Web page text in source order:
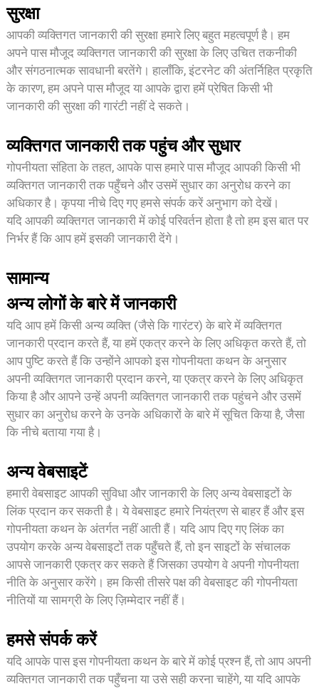
सुरक्षा
आपकी व्यक्तिगत जानकारी की सुरक्षा हमारे लिए बहुत महत्वपूर्ण है। हम
अपने पास मौजूद व्यक्तिगत जानकारी की सुरक्षा के लिए उचित तकनीकी
और संगठनात्मक सावधानी बरतेंगे। हालाँकि, इंटरनेट की अंतर्निहित प्रकृति
के कारण, हम अपने पास मौजूद या आपके द्वारा हमें प्रेषित किसी भी
जानकारी की सुरक्षा की गारंटी नहीं दे सकते।
व्यक्तिगत जानकारी तक पहुंच और सुधार
गोपनीयता संहिता के तहत, आपके पास हमारे पास मौजूद आपकी किसी भी
व्यक्तिगत जानकारी तक पहुँचने और उसमें सुधार का अनुरोध करने का
अधिकार है। कृपया नीचे दिए गए हमसे संपर्क करें अनुभाग को देखें।
यदि आपकी व्यक्तिगत जानकारी में कोई परिवर्तन होता है तो हम इस बात पर
निर्भर हैं कि आप हमें इसकी जानकारी देंगे।
सामान्य
अन्य लोगों के बारे में जानकारी
यदि आप हमें किसी अन्य व्यक्ति (जैसे कि गारंटर) के बारे में व्यक्तिगत
जानकारी प्रदान करते हैं, या हमें एकत्र करने के लिए अधिकृत करते हैं, तो
आप पुष्टि करते हैं कि उन्होंने आपको इस गोपनीयता कथन के अनुसार
अपनी व्यक्तिगत जानकारी प्रदान करने, या एकत्र करने के लिए अधिकृत
किया है और आपने उन्हें अपनी व्यक्तिगत जानकारी तक पहुंचने और उसमें
सुधार का अनुरोध करने के उनके अधिकारों के बारे में सूचित किया है, जैसा
कि नीचे बताया गया है।
अन्य वेबसाइटें
हमारी वेबसाइट आपकी सुविधा और जानकारी के लिए अन्य वेबसाइटों के
लिंक प्रदान कर सकती है। ये वेबसाइट हमारे नियंत्रण से बाहर हैं और इस
गोपनीयता कथन के अंतर्गत नहीं आती हैं। यदि आप दिए गए लिंक का
उपयोग करके अन्य वेबसाइटों तक पहुँचते हैं, तो इन साइटों के संचालक
आपसे जानकारी एकत्र कर सकते हैं जिसका उपयोग वे अपनी गोपनीयता
नीति के अनुसार करेंगे। हम किसी तीसरे पक्ष की वेबसाइट की गोपनीयता
नीतियों या सामग्री के लिए ज़िम्मेदार नहीं हैं।
हमसे संपर्क करें
यदि आपके पास इस गोपनीयता कथन के बारे में कोई प्रश्न हैं, तो आप अपनी
व्यक्तिगत जानकारी तक पहुँचना या उसे सही करना चाहेंगे, या यदि आपके